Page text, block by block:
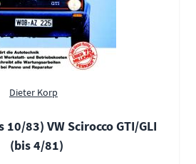
Dieter Korp
10/83) VW Scirocco GTI/GLI
(bis 4/81)